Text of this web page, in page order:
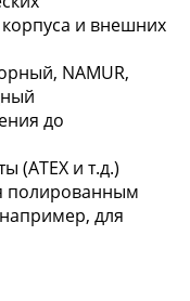
и внешних
NAMUR,
до
(ATEX и т.д.)
полированным
для